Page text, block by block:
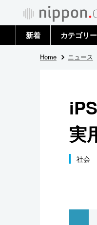
新着 カテゴリー
政治・外交
国際
社会
文化
Home ニュース
実
社会